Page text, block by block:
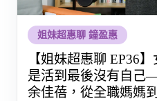
姐妹超惠聊 鐘盈惠
【姐妹超惠聊 EP36
是活到最後沒有自己
余佳蓓，從全職媽媽